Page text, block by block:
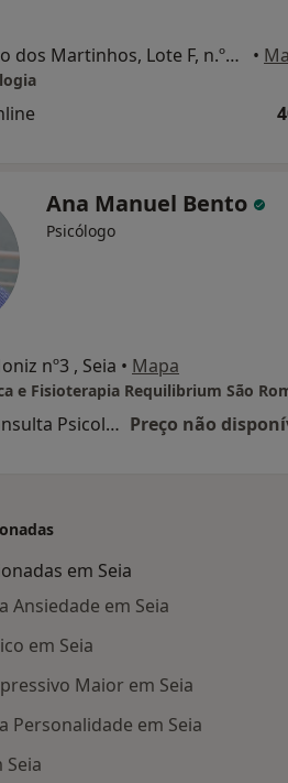
Urbanização dos Martinhos, Lote F, n.º103, Seia •
Ana Manuel Bento
Psicólogo
nº3 , Seia • Mapa
Primeira consulta Psicologia Preço não
em Seia
Ansiedade em Seia
em Seia
Maior em Seia
Personalidade em Seia